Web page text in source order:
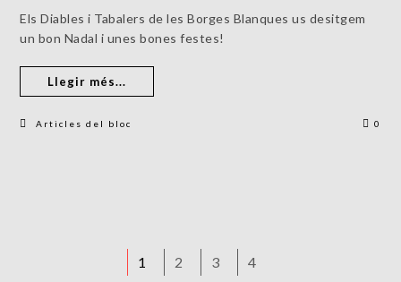
Els Diables i Tabalers de les Borges Blanques us desitgem
un bon Nadal i unes bones festes!
Llegir més...
Articles del bloc 0
1 2 3 4